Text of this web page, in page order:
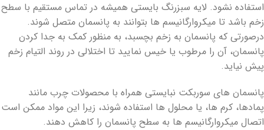
استفاده نشود. لایه سبزرنگ بایستی همیشه در تماس مستقیم با سطح
زخم باشد تا میکروارگانیسم ها بتوانند به پانسمان متصل شوند.
درصورتی که پانسمان به زخم بچسبد، به منظور کمک به جدا کردن
پانسمان، آن را مرطوب یا خیس نمایید تا اختلالی در روند التیام زخم
پیش نیاید.
پانسمان های سوربکت نبایستی همراه با محصولات چرب مانند
پمادها، کرم ها، یا محلول ها استفاده شوند، زیرا این مواد ممکن است
اتصال میکروارگانیسم ها به سطح پانسمان را کاهش دهند.